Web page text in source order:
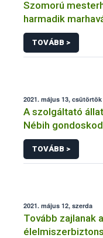
Szomorú
harmadik
ellenőrzésen
TOVÁBB >
2021. május 13, csütörtök
A szolgáltató
Nébih
is rendelkezésre
TOVÁBB >
2021. május 12, szerda
Tovább zajlanak